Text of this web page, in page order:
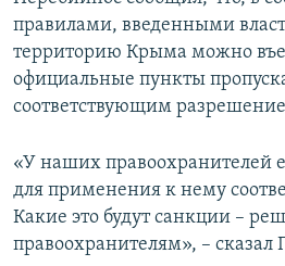
правилами, введенными
территорию Крыма можно
официальные пункты
соответствующим
«У наших правоохранителей
для применения к нему
Какие это будут санкции –
правоохранителям», – сказал